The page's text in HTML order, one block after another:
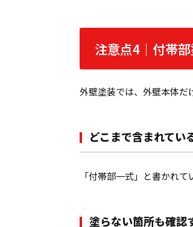
注意点4｜付帯
外壁塗装では、外壁本体だ
どこまで含まれてい
「付帯部一式」と書かれ
塗らない箇所も確認